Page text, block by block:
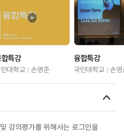
특강
대학교 손영준
융합특강
국민대학교 손
강의평가를 위해서는 로그인을